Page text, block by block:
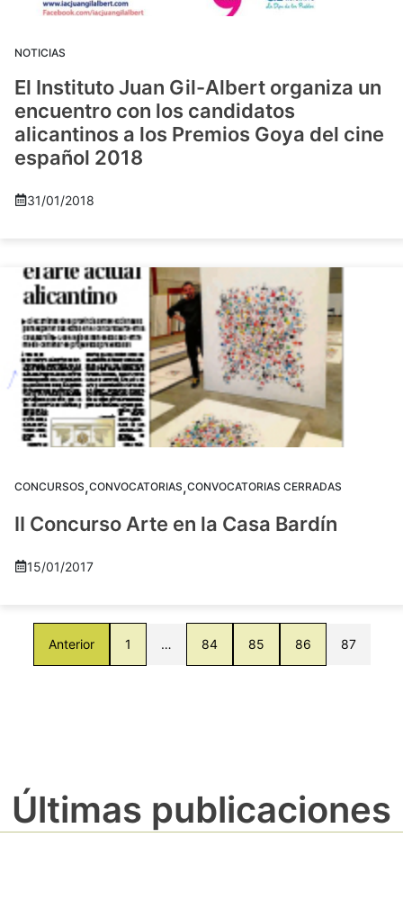
NOTICIAS
El Instituto Juan Gil-Albert organiza un
encuentro con los candidatos
alicantinos a los Premios Goya del cine
español 2018
31/01/2018
CONCURSOS,CONVOCATORIAS,CONVOCATORIAS CERRADAS
II Concurso Arte en la Casa Bardín
15/01/2017
Anterior 1 … 84 85 86 87
Últimas publicaciones